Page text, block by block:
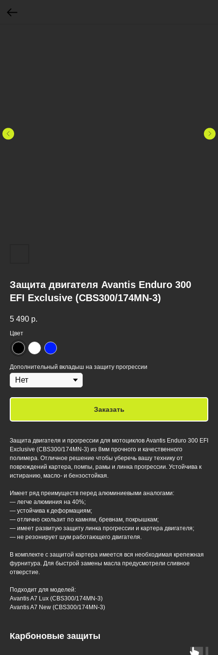
Защита двигателя Avantis Enduro 300
EFI Exclusive (CBS300/174MN-3)
5 490 р.
Цвет
Дополнительный вкладыш на защиту прогрессии
Заказать
Защита двигателя и прогрессии для мотоциклов Avantis Enduro 300 EFI
Exclusive (CBS300/174MN-3) из 8мм прочного и качественного
полимера. Отличное решение чтобы уберечь вашу технику от
повреждений картера, помпы, рамы и линка прогрессии. Устойчива к
истиранию, масло- и бензостойкая.
Имеет ряд преимуществ перед алюминиевыми аналогами:
— легче алюминия на 40%;
— устойчива к деформациям;
— отлично скользит по камням, бревнам, покрышкам;
— имеет развитую защиту линка прогрессии и картера двигателя;
— не резонирует шум работающего двигателя.
В комплекте с защитой картера имеется вся необходимая крепежная
фурнитура. Для быстрой замены масла предусмотрели сливное
отверстие.
Подходит для моделей:
Avantis A7 Lux (CBS300/174MN-3)
Avantis A7 New (CBS300/174MN-3)
Карбоновые защиты